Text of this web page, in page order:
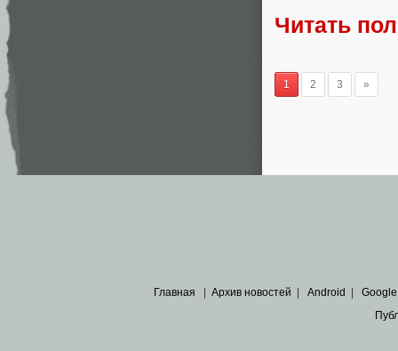
Читать
1 2 3 »
Главная | Архив новостей | Android | Google